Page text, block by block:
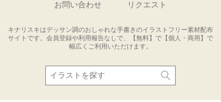
お問い合わせ リクエスト
キナリスキはデッサン調のおしゃれな手書きのイラストフリー素材配布
サイトです。会員登録や利用報告なしで、【無料】で【個人・商用】で
幅広くご利用いただけます。